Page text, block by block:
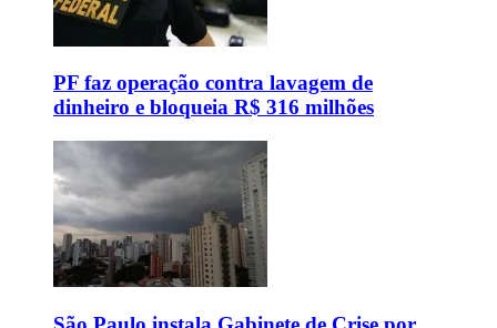
PF faz operação contra lavagem de
dinheiro e bloqueia R$ 316 milhões